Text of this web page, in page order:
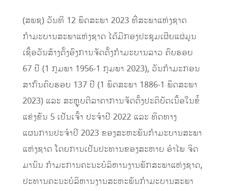
(ສພຊ) ວັນທີ 12 ພຶດສະພາ 2023 ທີ່ສະພາແຫ່ງຊາດ
ກຳມະບານສະພາແຫ່ງຊາດ ໄດ້ມີກອງປະຊຸມເຜີຍແຜ່ມູນ
ເຊື້ອວັນສ້າງຕັ້ງອົງການຈັດຕັ້ງກຳມະບານລາວ ຄົບຮອບ
67 ປີ (1 ກຸມພາ 1956-1 ກຸມພາ 2023), ວັນກໍາມະກອນ
ສາກົນຄົບຮອບ 137 ປີ (1 ພຶດສະພາ 1886-1 ພຶດສະພາ
2023) ແລະ ສະຫຼຸບຕີລາຄາການຈັດຕັ້ງປະຕິບັດເນື້ອໃນຂໍ້
ແຂ່ງຂັນ 5 ເປັນເຈົ້າ ປະຈຳປີ 2022 ແລະ ທິດທາງ
ແຜນການປະຈຳປີ 2023 ຂອງສະຫະພັນກຳມະບານສະພາ
ແຫ່ງຊາດ ໂດຍການເປັນປະທານຂອງສະຫາຍ ອຳໄພ ຈິດ
ມານົນ ກໍາມະການຄະນະບໍລິຫານງານພັກສະພາແຫ່ງຊາດ,
ປະທານຄະນະບໍລິຫານງານສະຫະພັນກໍາມະບານສະພາ